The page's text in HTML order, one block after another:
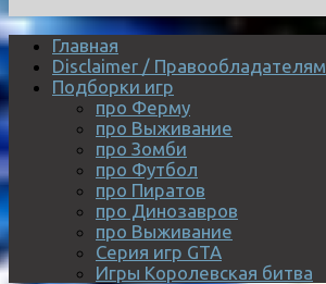
Главная
Disclaimer / Правообладателям
Подборки игр
про Ферму
про Выживание
про Зомби
про Футбол
про Пиратов
про Динозавров
про Выживание
Серия игр GTA
Игры Королевская битва